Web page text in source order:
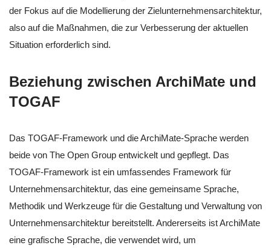
der Fokus auf die Modellierung der Zielunternehmensarchitektur,
also auf die Maßnahmen, die zur Verbesserung der aktuellen
Situation erforderlich sind.
Beziehung zwischen ArchiMate und
TOGAF
Das TOGAF-Framework und die ArchiMate-Sprache werden
beide von The Open Group entwickelt und gepflegt. Das
TOGAF-Framework ist ein umfassendes Framework für
Unternehmensarchitektur, das eine gemeinsame Sprache,
Methodik und Werkzeuge für die Gestaltung und Verwaltung von
Unternehmensarchitektur bereitstellt. Andererseits ist ArchiMate
eine grafische Sprache, die verwendet wird, um